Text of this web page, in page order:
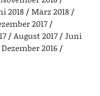
2018
März 2018
2017
August 2017
Juni
Dezember 2016